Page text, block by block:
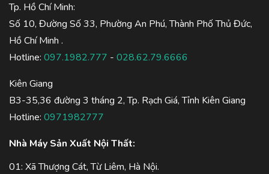
Tp. Hồ Chí Minh:
Số 10, Đường Số 33, Phường An Phú, Thành Phố Thủ Đức,
Hồ Chí Minh .
Hotline: 097.1982.777 - 028.62.79.6666
Kiên Giang
B3-35,36 đường 3 tháng 2, Tp. Rạch Giá, Tỉnh Kiên Giang
Hotline: 0971982777
Nhà Máy Sản Xuất Nội Thất:
01: Xã Thượng Cát, Từ Liêm, Hà Nội.